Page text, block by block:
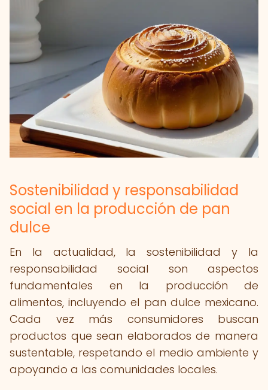
Sostenibilidad y responsabilidad
social en la producción de pan
dulce
En la actualidad, la sostenibilidad y la
responsabilidad social son aspectos
fundamentales en la producción de
alimentos, incluyendo el pan dulce mexicano.
Cada vez más consumidores buscan
productos que sean elaborados de manera
sustentable, respetando el medio ambiente y
apoyando a las comunidades locales.